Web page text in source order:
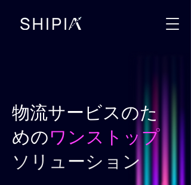
物流サービスのた
めのワンストップ
ソリューション